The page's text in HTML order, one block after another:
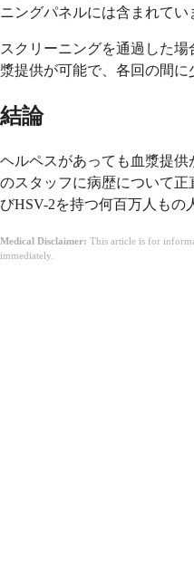
ニングパネルには含まれてい
スクリーニングを通過した
漿提供が可能で、各回の間に
結論
ヘルペスがあっても血漿提
のスタッフに病歴について
びHSV-2を持つ何百万人もの
Medical Disclaimer: This article is for
immediately.